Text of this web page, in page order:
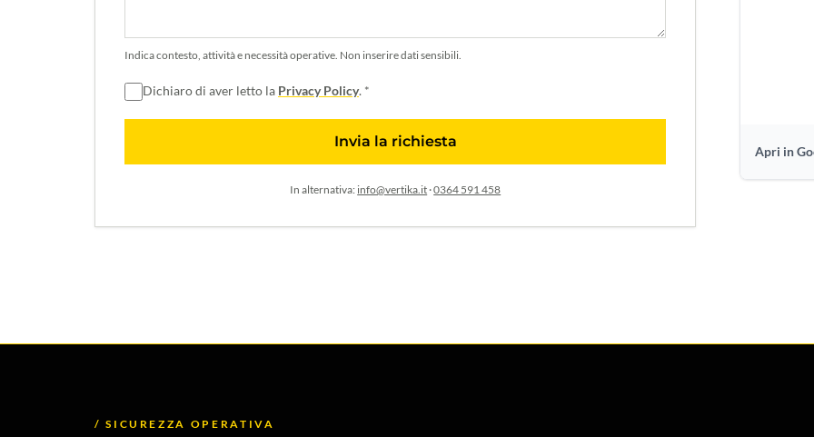
Indica contesto, attività e necessità operative. Non inserire dati sensibili.
Dichiaro di aver letto la Privacy Policy. *
Invia la richiesta
In alternativa: info@vertika.it ·0364 591 458
Apri in
/ SICUREZZA OPERATIVA